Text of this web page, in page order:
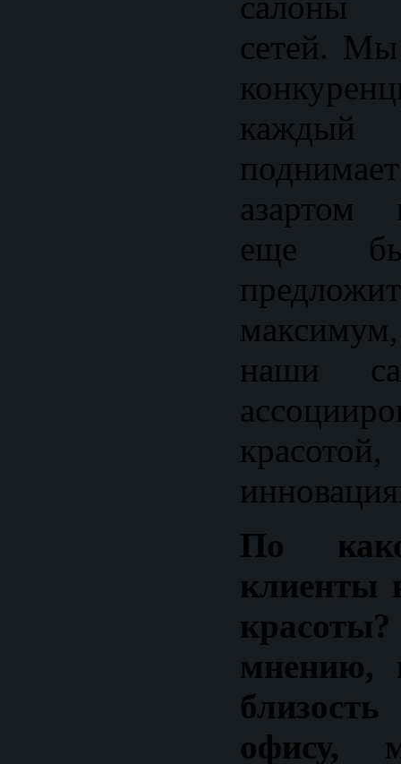
сетей.
каждый
азартом
еще
наши
По
клиенты
мнению,
офису,